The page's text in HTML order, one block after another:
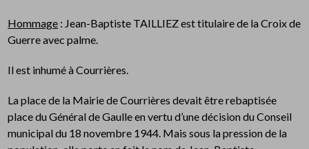
Hommage : Jean-Baptiste TAILLIEZ est titulaire de la Croix de
Guerre avec palme.
Il est inhumé à Courrières.
La place de la Mairie de Courrières devait être rebaptisée
place du Général de Gaulle en vertu d’une décision du Conseil
municipal du 18 novembre 1944. Mais sous la pression de la